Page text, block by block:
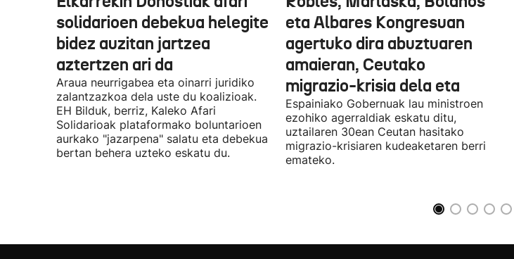
solidarioen debekua helegite
bidez auzitan jartzea
aztertzen ari da
Araua neurrigabea eta oinarri juridiko
zalantzazkoa dela uste du koalizioak.
EH Bilduk, berriz, Kaleko Afari
Solidarioak plataformako boluntarioen
aurkako "jazarpena" salatu eta debekua
bertan behera uzteko eskatu du.
eta Albares Kongresuan
agertuko dira abuztuaren
amaieran, Ceutako
migrazio-krisia dela eta
Espainiako Gobernuak lau ministroen
ezohiko agerraldiak eskatu ditu,
uztailaren 30ean Ceutan hasitako
migrazio-krisiaren kudeaketaren berri
emateko.